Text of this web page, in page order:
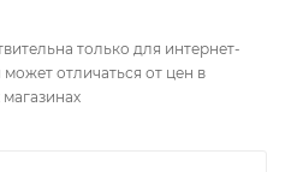
только для интернет-
может отличаться от цен в